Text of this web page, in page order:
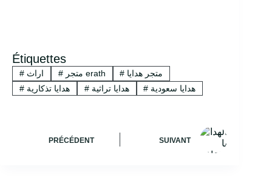
Étiquettes
# اراث # متجر erath # متجر هدايا
# هدايا تذكارية # هدايا تراثية # هدايا سعودية
PRÉCÉDENT SUIVANT